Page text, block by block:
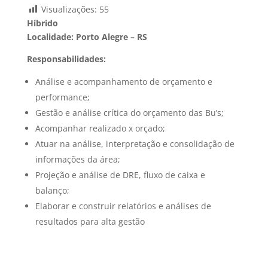
Visualizações: 55
Híbrido
Localidade: Porto Alegre – RS
Responsabilidades:
Análise e acompanhamento de orçamento e
performance;
Gestão e análise crítica do orçamento das Bu’s;
Acompanhar realizado x orçado;
Atuar na análise, interpretação e consolidação de
informações da área;
Projeção e análise de DRE, fluxo de caixa e
balanço;
Elaborar e construir relatórios e análises de
resultados para alta gestão